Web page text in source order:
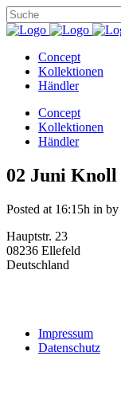
Concept
Kollektionen
Händler
Concept
Kollektionen
Händler
02 Juni Knoll
Posted at 16:15h in by
Hauptstr. 23
08236 Ellefeld
Deutschland
Impressum
Datenschutz